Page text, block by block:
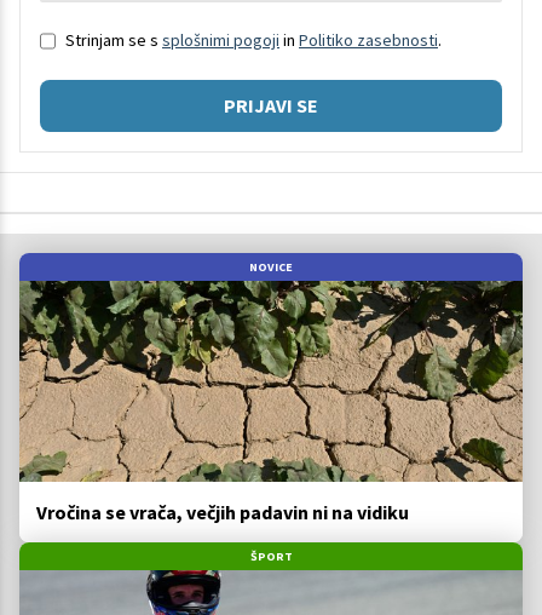
Strinjam se s splošnimi pogoji in Politiko zasebnosti.
PRIJAVI SE
NOVICE
Vročina se vrača, večjih padavin ni na vidiku
ŠPORT